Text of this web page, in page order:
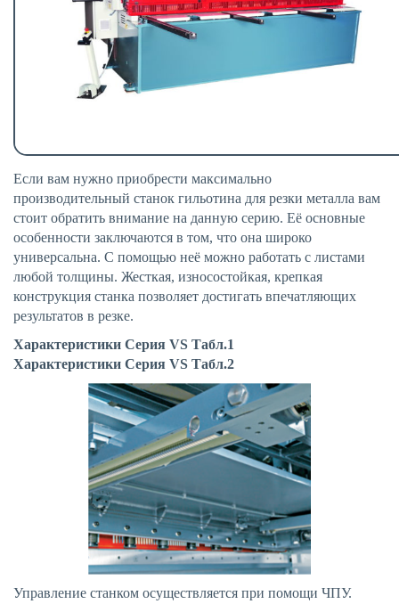
Если вам нужно приобрести максимально
производительный станок гильотина для резки металла вам
стоит обратить внимание на данную серию. Её основные
особенности заключаются в том, что она широко
универсальна. С помощью неё можно работать с листами
любой толщины. Жесткая, износостойкая, крепкая
конструкция станка позволяет достигать впечатляющих
результатов в резке.
Характеристики Серия VS Табл.1
Характеристики Серия VS Табл.2
Управление станком осуществляется при помощи ЧПУ.